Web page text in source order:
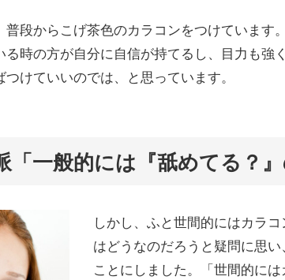
段からこげ茶色のカラコンをつけています
時の方が自分に自信が持てるし、目力も強
けていいのでは、と思っています。
「一般的には『舐めてる？』
しかし、ふと世間的にはカラ
はどうなのだろうと疑問に思
ことにしました。「世間的に